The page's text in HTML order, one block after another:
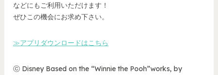
などにもご利用いただけます！
ぜひこの機会にお求め下さい。
≫アプリダウンロードはこちら
ⓒ Disney Based on the “Winnie the Pooh”works, by